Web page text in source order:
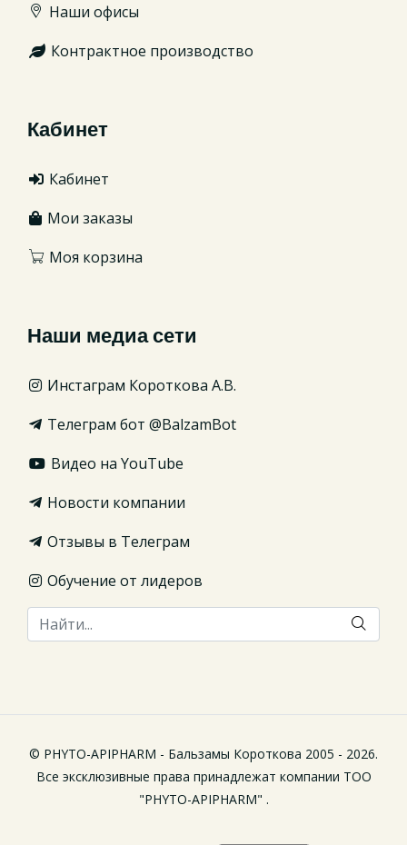
Наши офисы
Контрактное производство
Кабинет
Кабинет
Мои заказы
Моя корзина
Наши медиа сети
Инстаграм Короткова А.В.
Телеграм бот @BalzamBot
Видео на YouTube
Новости компании
Отзывы в Телеграм
Обучение от лидеров
© PHYTO-APIPHARM - Бальзамы Короткова 2005 - 2026.
Все эксклюзивные права принадлежат компании ТОО
"PHYTO-APIPHARM" .